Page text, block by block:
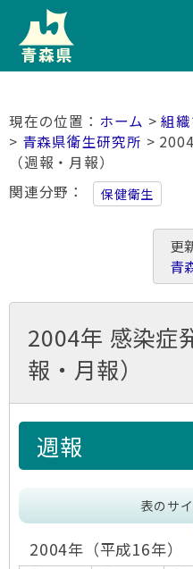
ホーム >組
> 青森県衛生研究所 >
（週報・月報）
関連分野
保健衛生
更
青
2004年 感染症
報・月報）
週報
表のサ
2004年（平成16年）